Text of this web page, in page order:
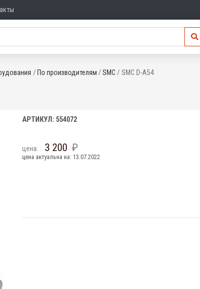
По производителям SMC SMC D-A54
АРТИКУЛ: 554072
цена: 3 200
цена актуальна на: 13.07.2022